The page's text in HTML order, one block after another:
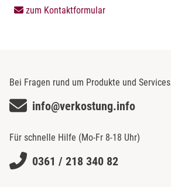
zum Kontaktformular
Bei Fragen rund um Produkte und Services
info@verkostung.info
Für schnelle Hilfe (Mo-Fr 8-18 Uhr)
0361 / 218 340 82